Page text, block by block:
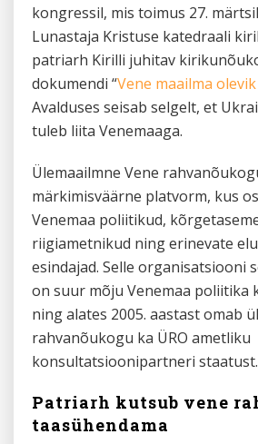
kongressil, mis toimus 27.
Lunastaja Kristuse katedraali
patriarh Kirilli juhitav
dokumendi “Vene maailma
Avalduses seisab selgelt, et
tuleb liita Venemaaga.
Ülemaailmne Vene
märkimisväärne platvorm, kus
Venemaa poliitikud,
riigiametnikud ning erinevate
esindajad. Selle organisatsiooni
on suur mõju Venemaa poliitika
ning alates 2005. aastast omab
rahvanõukogu ka ÜRO ametliku
konsultatsioonipartneri staatust.
Patriarh kutsub vene
taasühendama